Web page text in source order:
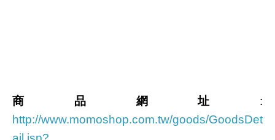
商品網址 :
http://www.momoshop.com.tw/goods/GoodsDet